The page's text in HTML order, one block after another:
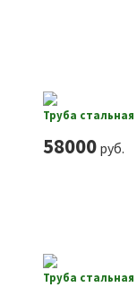
Труба
58000руб.
Труба